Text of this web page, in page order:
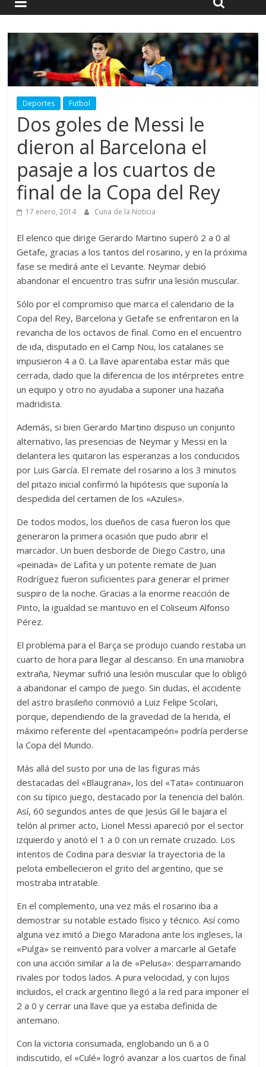
Deportes Futbol
Dos goles de Messi le
dieron al Barcelona el
pasaje a los cuartos de
final de la Copa del Rey
17 enero, 2014 Cuna de la Noticia
El elenco que dirige Gerardo Martino superó 2 a 0 al
Getafe, gracias a los tantos del rosarino, y en la próxima
fase se medirá ante el Levante. Neymar debió
abandonar el encuentro tras sufrir una lesión muscular.
Sólo por el compromiso que marca el calendario de la
Copa del Rey, Barcelona y Getafe se enfrentaron en la
revancha de los octavos de final. Como en el encuentro
de ida, disputado en el Camp Nou, los catalanes se
impusieron 4 a 0. La llave aparentaba estar más que
cerrada, dado que la diferencia de los intérpretes entre
un equipo y otro no ayudaba a suponer una hazaña
madridista.
Además, si bien Gerardo Martino dispuso un conjunto
alternativo, las presencias de Neymar y Messi en la
delantera les quitaron las esperanzas a los conducidos
por Luis García. El remate del rosarino a los 3 minutos
del pitazo inicial confirmó la hipótesis que suponía la
despedida del certamen de los «Azules».
De todos modos, los dueños de casa fueron los que
generaron la primera ocasión que pudo abrir el
marcador. Un buen desborde de Diego Castro, una
«peinada» de Lafita y un potente remate de Juan
Rodríguez fueron suficientes para generar el primer
suspiro de la noche. Gracias a la enorme reacción de
Pinto, la igualdad se mantuvo en el Coliseum Alfonso
Pérez.
El problema para el Barça se produjo cuando restaba un
cuarto de hora para llegar al descanso. En una maniobra
extraña, Neymar sufrió una lesión muscular que lo obligó
a abandonar el campo de juego. Sin dudas, el accidente
del astro brasileño conmovió a Luiz Felipe Scolari,
porque, dependiendo de la gravedad de la herida, el
máximo referente del «pentacampeón» podría perderse
la Copa del Mundo.
Más allá del susto por una de las figuras más
destacadas del «Blaugrana», los del «Tata» continuaron
con su típico juego, destacado por la tenencia del balón.
Así, 60 segundos antes de que Jesús Gil le bajara el
telón al primer acto, Lionel Messi apareció por el sector
izquierdo y anotó el 1 a 0 con un remate cruzado. Los
intentos de Codina para desviar la trayectoria de la
pelota embellecieron el grito del argentino, que se
mostraba intratable.
En el complemento, una vez más el rosarino iba a
demostrar su notable estado físico y técnico. Así como
alguna vez imitó a Diego Maradona ante los ingleses, la
«Pulga» se reinventó para volver a marcarle al Getafe
con una acción similar a la de «Pelusa»: desparramando
rivales por todos lados. A pura velocidad, y con lujos
incluidos, el crack argentino llegó a la red para imponer el
2 a 0 y cerrar una llave que ya estaba definida de
antemano.
Con la victoria consumada, englobando un 6 a 0
indiscutido, el «Culé» logró avanzar a los cuartos de final